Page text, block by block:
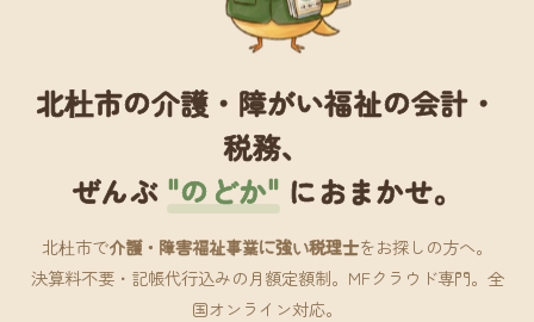
北杜市の介護・障がい福祉の会計・
税務、
ぜんぶ "のどか" におまかせ。
北杜市で介護・障害福祉事業に強い税理士をお探しの方へ。
決算料不要・記帳代行込みの月額定額制。MFクラウド専門。全
国オンライン対応。